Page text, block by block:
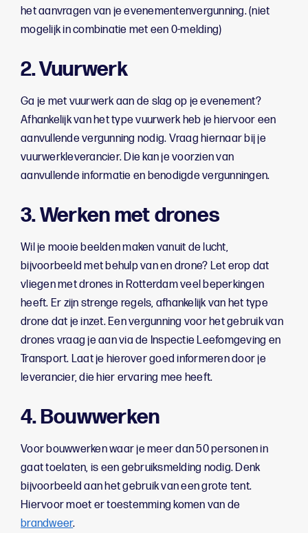
het aanvragen van je evenementenvergunning. (niet
mogelijk in combinatie met een 0-melding)
2. Vuurwerk
Ga je met vuurwerk aan de slag op je evenement?
Afhankelijk van het type vuurwerk heb je hiervoor een
aanvullende vergunning nodig. Vraag hiernaar bij je
vuurwerkleverancier. Die kan je voorzien van
aanvullende informatie en benodigde vergunningen.
3. Werken met drones
Wil je mooie beelden maken vanuit de lucht,
bijvoorbeeld met behulp van en drone? Let erop dat
vliegen met drones in Rotterdam veel beperkingen
heeft. Er zijn strenge regels, afhankelijk van het type
drone dat je inzet. Een vergunning voor het gebruik van
drones vraag je aan via de Inspectie Leefomgeving en
Transport. Laat je hierover goed informeren door je
leverancier, die hier ervaring mee heeft.
4. Bouwwerken
Voor bouwwerken waar je meer dan 50 personen in
gaat toelaten, is een gebruiksmelding nodig. Denk
bijvoorbeeld aan het gebruik van een grote tent.
Hiervoor moet er toestemming komen van de
brandweer.